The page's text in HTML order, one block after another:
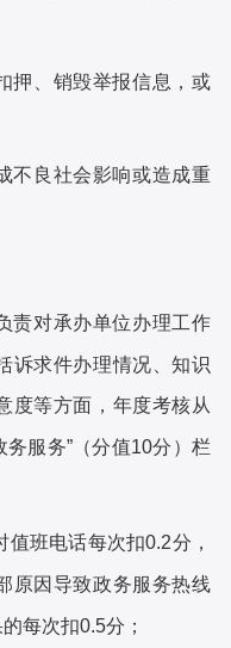
押 、销毁举报信息，或
不良社会影响或造成重
责对承办单位办理工作
诉求件办理情况、知识
度等方面，年度考核从
务服务”（分值10分）栏
值班电话每次扣0.2分，
原因导致政务服务热线
每次扣0.5分；